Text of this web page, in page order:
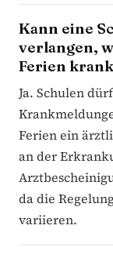
Kann eine
verlangen,
Ferien
Ja. Schulen
Ferien ein
an der
da die
variieren.